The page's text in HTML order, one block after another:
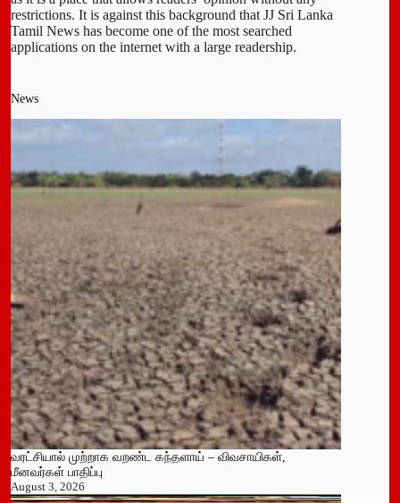
restrictions. It is against this background that JJ Sri Lanka
Tamil News has become one of the most searched
applications on the internet with a large readership.
News
வரட்சியால் முற்றாக வறண்ட கந்தளாய் – விவசாயிகள்,
மீனவர்கள் பாதிப்பு
August 3, 2026